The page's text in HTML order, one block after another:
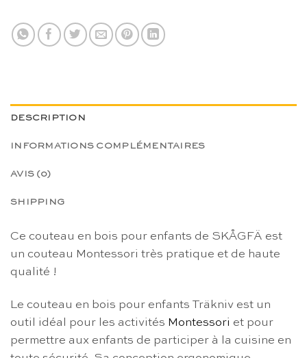
DESCRIPTION
INFORMATIONS COMPLÉMENTAIRES
AVIS (0)
SHIPPING
Ce couteau en bois pour enfants de SKÅGFÄ est
un couteau Montessori très pratique et de haute
qualité !
Le couteau en bois pour enfants Träkniv est un
outil idéal pour les activités Montessori et pour
permettre aux enfants de participer à la cuisine en